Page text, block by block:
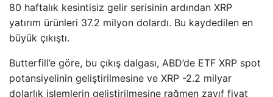
80 haftalık kesintisiz gelir serisinin ardından XRP
yatırım ürünleri 37.2 milyon dolardı. Bu kaydedilen en
büyük çıkıştı.
Butterfill’e göre, bu çıkış dalgası, ABD’de ETF XRP spot
potansiyelinin geliştirilmesine ve XRP -2.2 milyar
dolarlık işlemlerin geliştirilmesine rağmen zayıf fiyat